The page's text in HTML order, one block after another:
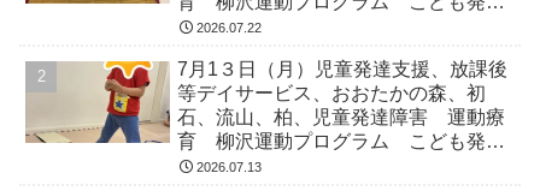
気になる 発達障害 放デイ 自閉
2026.07.22
7月1３日（月）児童発達支援、放課後
等デイサービス、おおたかの森、初
石、流山、柏、児童発達障害 運動療
育 柳沢運動プログラム こども発達
気になる 発達障害 放デイ 自閉
2026.07.13